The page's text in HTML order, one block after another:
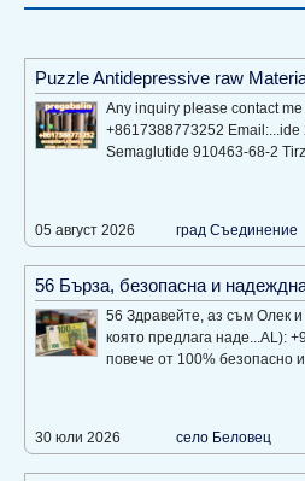
Puzzle Antidepressive raw
Any inquiry please contact me
+8617388773252 Email:...ide
Semaglutide 910463-68-2
град Съединение
05 август 2026
56 Бърза, безопасна и
56 Здравейте, аз съм Олек
която предлага наде...AL):
повече от 100% безопасно и
село Беловец
30 юли 2026